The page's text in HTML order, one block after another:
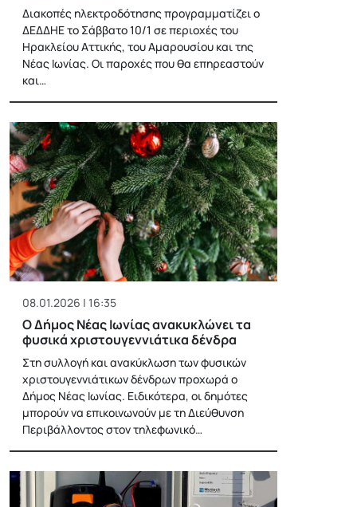
Διακοπές ηλεκτροδότησης προγραμματίζει ο
ΔΕΔΔΗΕ το Σάββατο 10/1 σε περιοχές του
Ηρακλείου Αττικής, του Αμαρουσίου και της
Νέας Ιωνίας. Οι παροχές που θα επηρεαστούν
και…
08.01.2026 | 16:35
Ο Δήμος Νέας Ιωνίας ανακυκλώνει τα
φυσικά χριστουγεννιάτικα δένδρα
Στη συλλογή και ανακύκλωση των φυσικών
χριστουγεννιάτικων δένδρων προχωρά ο
Δήμος Νέας Ιωνίας. Ειδικότερα, οι δημότες
μπορούν να επικοινωνούν με τη Διεύθυνση
Περιβάλλοντος στον τηλεφωνικό…